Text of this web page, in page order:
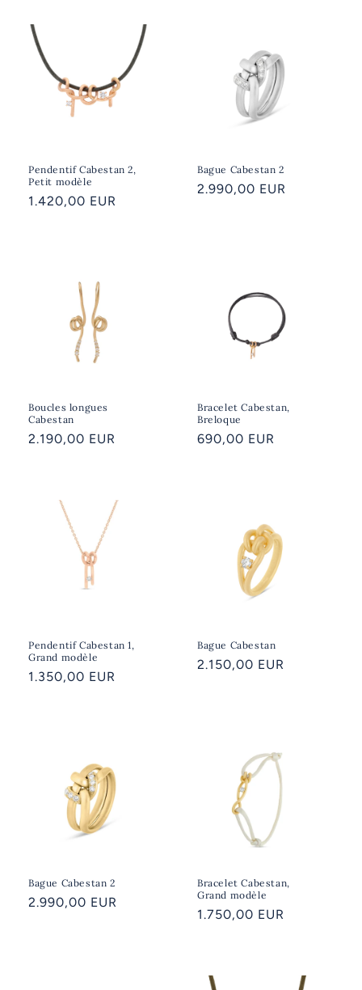
Pendentif Cabestan 2,
Petit modèle
Prix
1.420,00 EUR
Bague Cabestan 2
Prix
2.990,00 EUR
Boucles longues
Cabestan
Prix
2.190,00 EUR
Bracelet Cabestan,
Breloque
Prix
690,00 EUR
Pendentif Cabestan 1,
Grand modèle
Prix
1.350,00 EUR
Bague Cabestan
Prix
2.150,00 EUR
Bague Cabestan 2
Prix
2.990,00 EUR
Bracelet Cabestan,
Grand modèle
Prix
1.750,00 EUR